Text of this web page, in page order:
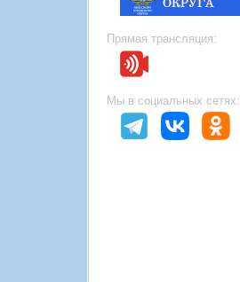
Прямая трансляция:
Мы в социальных сетях: